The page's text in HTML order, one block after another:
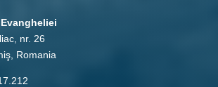
nr. 26
Romania